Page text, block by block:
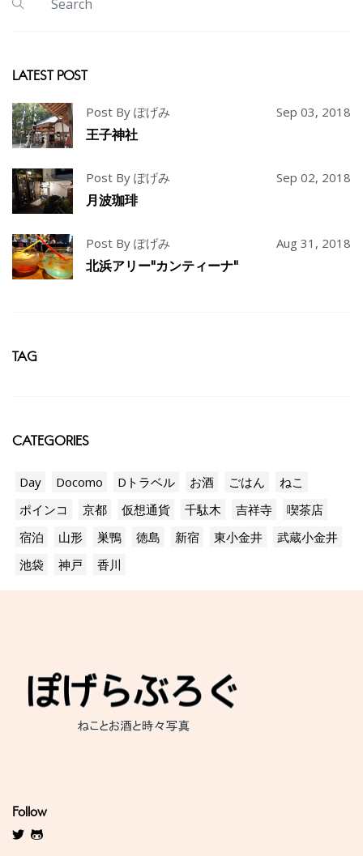
LATEST POST
Post By ぽげみ Sep 03, 2018
王子神社
Post By ぽげみ Sep 02, 2018
月波珈琲
Post By ぽげみ Aug 31, 2018
北浜アリー"カンティーナ"
TAG
CATEGORIES
Day Docomo Dトラベル お酒 ごはん
ねこ
ポインコ
京都 仮想通貨 千駄木 吉祥寺
喫茶店
宿泊
山形 巣鴨 徳島 新宿 東小金井
武蔵小金井
池袋
神戸 香川
Follow